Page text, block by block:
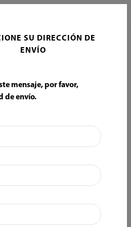
ACCESORIOS Y REPUESTOS
Y REPUESTOS
SU DIRECCIÓN DE
ENVÍO
mensaje, por favor,
de envío.